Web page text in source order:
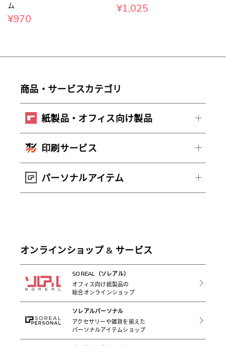
ム
¥970
¥1,025
商品・サービスカテゴリ
紙製品・オフィス向け製品
印刷サービス
パーソナルアイテム
オンラインショップ & サービス
SOREAL（ソレアル）
オフィス向け紙製品の
総合オンラインショップ
ソレアルパーソナル
アクセサリーや雑貨を揃えた
パーソナルアイテムショップ